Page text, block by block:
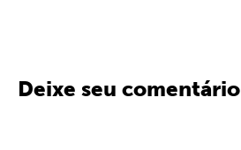
Deixe seu comentário